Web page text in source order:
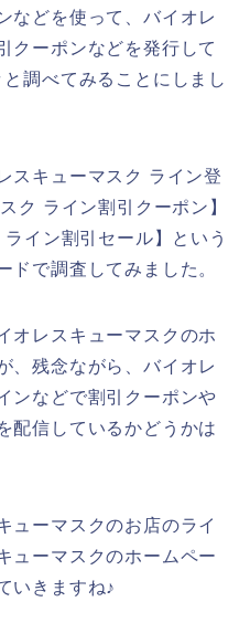
などを使って、バイオレ
クーポンなどを発行して
調べてみることにしまし
スキューマスク ライン登
ク ライン割引クーポン】
イン割引セール】という
ドで調査してみました。
オレスキューマスクのホ
、残念ながら、バイオレ
ンなどで割引クーポンや
配信しているかどうかは
ューマスクのお店のライ
ューマスクのホームペー
いきますね♪